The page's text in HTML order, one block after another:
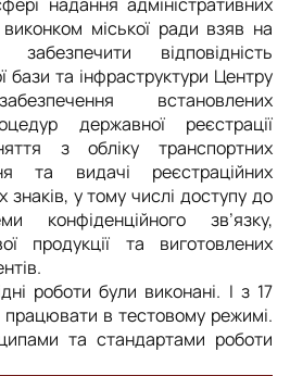
міської ради взяв на
відповідність
бази та інфраструктури Центру
встановлених
державної реєстрації
з обліку транспортних
та видачі реєстраційних
знаків, у тому числі доступу до
конфіденційного зв’язку,
продукції та виготовлених
роботи були виконані. І з 17
в тестовому режимі.
та стандартами роботи